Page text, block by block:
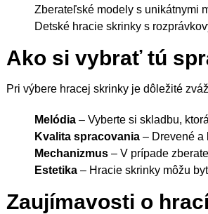
Zberateľské modely s unikátnymi
Detské hracie skrinky s
Ako si vybrať tú
Pri výbere hracej skrinky je dôležité
Melódia – Vyberte si skladbu,
Kvalita spracovania – Drevené a
Mechanizmus – V prípade
Estetika – Hracie skrinky môžu
Zaujímavosti o